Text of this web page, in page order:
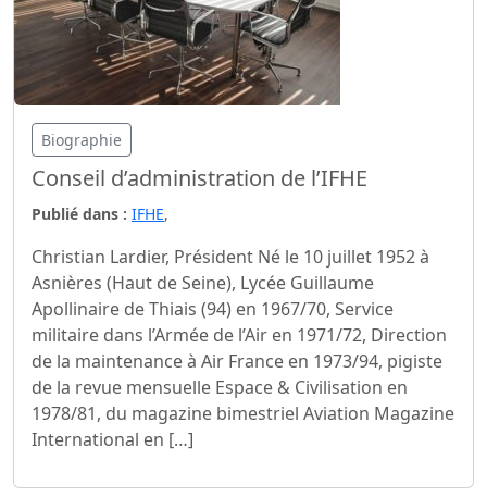
Biographie
Conseil d’administration de l’IFHE
Publié dans : IFHE,
Christian Lardier, Président Né le 10 juillet 1952 à
Asnières (Haut de Seine), Lycée Guillaume
Apollinaire de Thiais (94) en 1967/70, Service
militaire dans l’Armée de l’Air en 1971/72, Direction
de la maintenance à Air France en 1973/94, pigiste
de la revue mensuelle Espace & Civilisation en
1978/81, du magazine bimestriel Aviation Magazine
International en […]